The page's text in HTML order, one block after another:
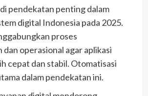
pendekatan penting dalam
digital Indonesia pada 2025.
proses
dan operasional agar aplikasi
cepat dan stabil. Otomatisasi
dalam pendekatan ini.